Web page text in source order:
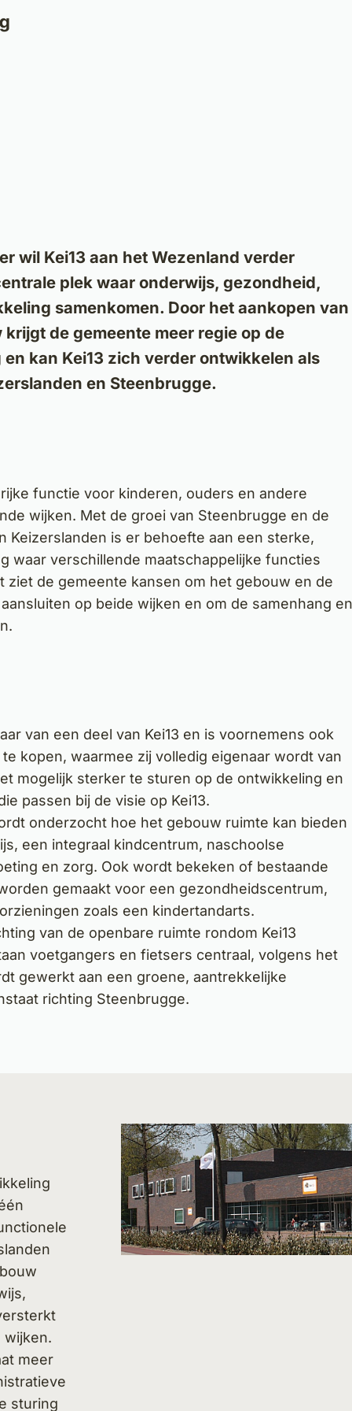
wil Kei13 aan het Wezenland verder
plek waar onderwijs, gezondheid,
samenkomen. Door het aankopen van
de gemeente meer regie op de
kan Kei13 zich verder ontwikkelen als
en Steenbrugge.
functie voor kinderen, ouders en andere
wijken. Met de groei van Steenbrugge en de
Keizerslanden is er behoefte aan een sterke,
waar verschillende maatschappelijke functies
ziet de gemeente kansen om het gebouw en de
op beide wijken en om de samenhang en
van een deel van Kei13 en is voornemens ook
kopen, waarmee zij volledig eigenaar wordt van
mogelijk sterker te sturen op de ontwikkeling en
passen bij de visie op Kei13.
onderzocht hoe het gebouw ruimte kan bieden
een integraal kindcentrum, naschoolse
en zorg. Ook wordt bekeken of bestaande
gemaakt voor een gezondheidscentrum,
zoals een kindertandarts.
van de openbare ruimte rondom Kei13
voetgangers en fietsers centraal, volgens het
gewerkt aan een groene, aantrekkelijke
richting Steenbrugge.
wijken.
meer
sturing